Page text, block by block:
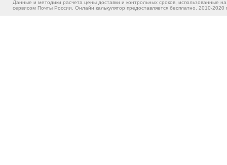
Данные и методики расчета цены доставки и контрольных сроков, использованные
сервисом Почты России. Онлайн калькулятор предоставляется бесплатно. 2010-2020